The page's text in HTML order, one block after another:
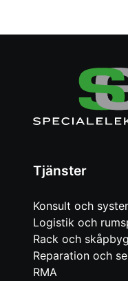
Tjänster
Konsult och
Logistik och
Rack och
Reparation och
RMA